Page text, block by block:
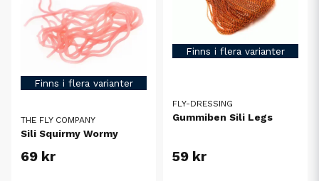
Finns i flera varianter
THE FLY COMPANY
Sili Squirmy Wormy
69 kr
Finns i flera varianter
FLY-DRESSING
Gummiben Sili Legs
59 kr